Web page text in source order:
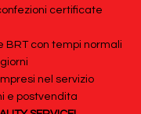
certificate
BRT con tempi normali
nel servizio
e postvendita